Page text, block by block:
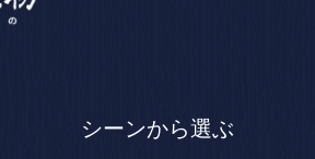
シーンから選ぶ